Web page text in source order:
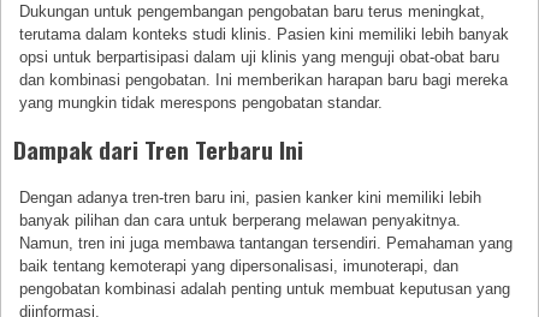
Dukungan untuk pengembangan pengobatan baru terus meningkat,
terutama dalam konteks studi klinis. Pasien kini memiliki lebih banyak
opsi untuk berpartisipasi dalam uji klinis yang menguji obat-obat baru
dan kombinasi pengobatan. Ini memberikan harapan baru bagi mereka
yang mungkin tidak merespons pengobatan standar.
Dampak dari Tren Terbaru Ini
Dengan adanya tren-tren baru ini, pasien kanker kini memiliki lebih
banyak pilihan dan cara untuk berperang melawan penyakitnya.
Namun, tren ini juga membawa tantangan tersendiri. Pemahaman yang
baik tentang kemoterapi yang dipersonalisasi, imunoterapi, dan
pengobatan kombinasi adalah penting untuk membuat keputusan yang
diinformasi.